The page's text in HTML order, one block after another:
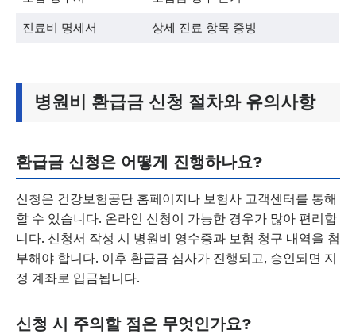
진료비 명세서 상세 진료 항목 증빙
병원비 환급금 신청 절차와 유의사항
환급금 신청은 어떻게 진행하나요?
신청은 건강보험공단 홈페이지나 보험사 고객센터를 통해
할 수 있습니다. 온라인 신청이 가능한 경우가 많아 편리합
니다. 신청서 작성 시 병원비 영수증과 보험 청구 내역을 첨
부해야 합니다. 이후 환급금 심사가 진행되고, 승인되면 지
정 계좌로 입금됩니다.
신청 시 주의할 점은 무엇인가요?